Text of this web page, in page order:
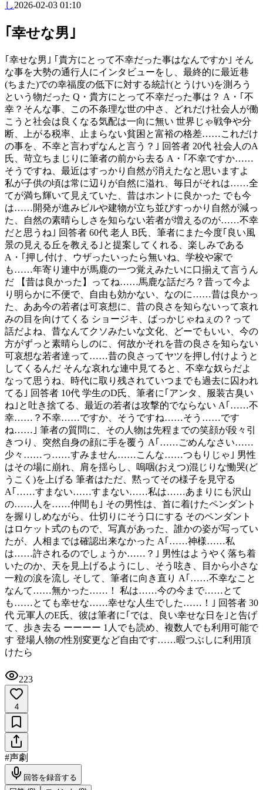
し2026-02-03 01:10
｢幸せな男｣
｢幸せな男｣ ｢貴方にとって不幸だった事はなんですか｣ そん
な事を大勢の通行人にインタビューをし、最終的に最近巷
(ちまた)での幸福度の低下に対する統計(とうけい)を測ろう
という物だった Q・貴方にとって不幸だった事は？ A・｢不
幸？そんな事、この不条理な世の中さ、どれだけ社会人が働
こうと社会は良くなる気配は一向に無い 世界じゃ戦争や分
断、上がる税率、止まらない貧困と富裕の格差……これだけ
の事を、不幸と言わずなんと言う？｣ 回答者 20代 社会人のA
氏、苛立ちまじりに筆者の前から去る A・｢不幸ですか……
そうですね、最近はすっかり自然が消えたなと思いますよ
私が子供の頃は常に辺りが自然に溢れ、毎日がそれは……全
てが満ち輝いて見えていた、昔はホントに良かった でも今
は……開発が進みビルや建物が立ち並びすっかり自然が減っ
た、自然の素晴らしさを知らない若者が増えるのが……不幸
だと思うね｣ 回答者 60代 老人 B氏、筆者にまた今度｢良い風
景の見える丘を教える｣と提案してくれる、楽しみである
A・｢押し付け、ウザったいったら無いね、学校や家で
も……年寄り連中が馬鹿の一つ覚えみたいに口揃えて言うん
だ 【昔は良かった】ってね……馬鹿な話だろ？昔って今よ
り明らかに不便で、自由も効かない、なのに……昔は良かっ
た、ああ今の若者は可哀想に、昔の良さを知らないって哀れ
みの目を向けてくる ショージキ、ばっかじゃねぇの？って
話だよね、昔なんてクソみたいな文化、どーでもいい、今の
方がずっと素晴らしのに、何故かそれを昔の良さを知らない
可哀想な若者達って……昔の良さってヤツを押し付けようと
してくるんだ そんな哀れな連中見てると、不幸な奴らだよ
なって思うね、時代に取り残されていつまでも過去に囚われ
てる｣ 回答者 10代 学生のD氏、筆者に｢アンタ、服装古臭い
ね｣と吐き捨てる、最近の若者は攻撃的でならない A｢……不
幸……？不幸……ですか、そうですね……そう……です
ね……｣ 筆者の質問に、その人物は先程までの笑顔が段々引
きつり、突然自身の顔に手を覆う A｢……ごめんなさい……
少々……っ……すみません……こんな……つもりじゃ｣ 男性
はその場に崩れ、肩を揺らし、嗚咽(おえつ)混じりな慟哭(ど
うこく)を上げる 筆者はただ、黙ってその様子を見守る
A｢……すまない……すまない……私は……あまりにも沢山
の……人を……仲間も｣ その男性は、首に着けたペンダント
を握りしめながら、仕切りにそう口にする そのペンダント
はロケット式のもので、写真があった、誰かの姿が写ってい
たが、人相までは確認出来なかった A｢……神様……私
は……許されるのでしょうか……？｣ 男性はようやく落ち着
いたのか、天を見上げるようにし、そう呟き、目から小さな
一粒の涙を流し そして、筆者に向き直り A｢……不幸なこと
なんて……無かった……！ 私は……今の今まで……とて
も……とても幸せな……幸せな人生でした……！｣ 回答者 30
代 元軍人のE氏、彼は筆者に｢では、良い幸せな日を｣と告げ
て、歩き去る ーーーー 1人でも読め、複数人でも利用可能で
す 登場人物の性別変更など自由です……暇つぶしに利用頂
けたら
223
4
#声劇
回答を録音する